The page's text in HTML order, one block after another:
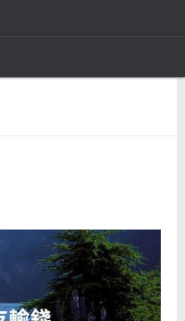
摩羯座 射手座